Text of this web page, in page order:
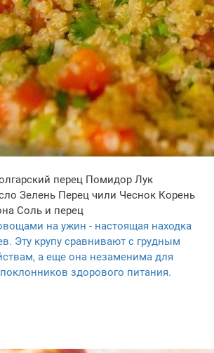
перец Помидор Лук
Зелень Перец чили Чеснок Корень
Соль и перец
на ужин - настоящая находка
Эту крупу сравнивают с грудным
а еще она незаменима для
здорового питания.